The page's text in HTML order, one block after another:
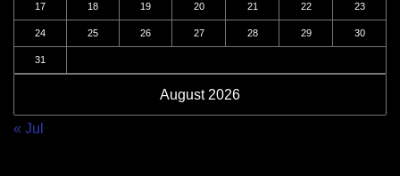
August 2026
17 18 19 20 21 22 23
24 25 26 27 28 29 30
31
« Jul